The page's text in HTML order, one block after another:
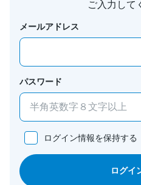
ご入力して
メールアドレス
パスワード
ログイン情報を保持する
ログイ